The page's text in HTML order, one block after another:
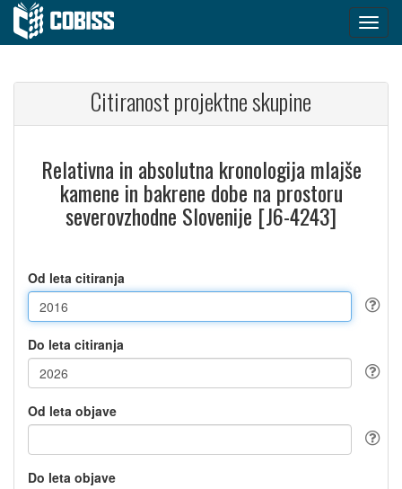
Citiranost projektne skupine
Relativna in absolutna kronologija mlajše
kamene in bakrene dobe na prostoru
severovzhodne Slovenije [J6-4243]
Od leta citiranja
Do leta citiranja
Od leta objave
Do leta objave